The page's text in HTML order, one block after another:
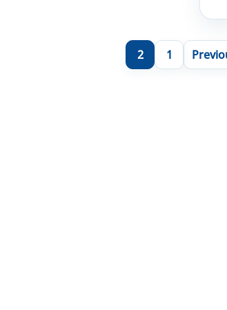
1
2